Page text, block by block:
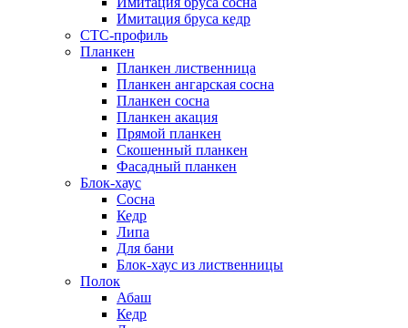
Имитация бруса кедр
СТС-профиль
Планкен
Планкен лиственница
Планкен ангарская сосна
Планкен сосна
Планкен акация
Прямой планкен
Скошенный планкен
Фасадный планкен
Блок-хаус
Сосна
Кедр
Липа
Для бани
Блок-хаус из лиственницы
Полок
Абаш
Кедр